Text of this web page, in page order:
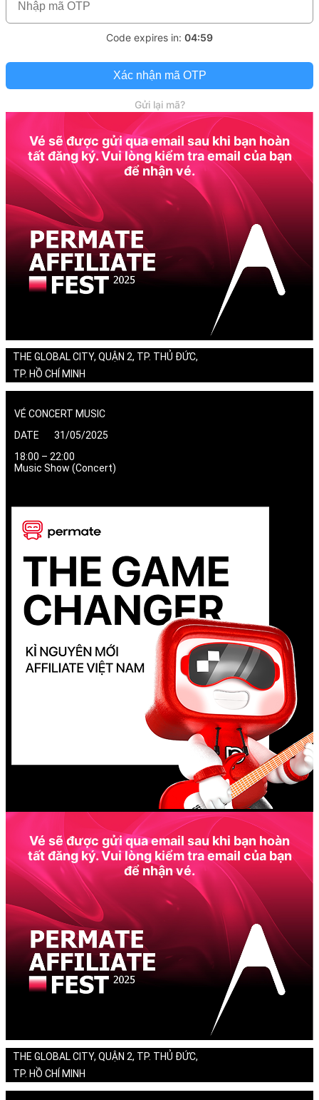
Code expires in: 04:59
Xác nhận mã OTP
Gửi lại mã?
Vé sẽ được gửi qua email sau khi bạn hoàn
tất đăng ký. Vui lòng kiểm tra email của bạn
để nhận vé.
THE GLOBAL CITY, QUẬN 2, TP. THỦ ĐỨC,
TP. HỒ CHÍ MINH
VÉ CONCERT MUSIC
DATE 31/05/2025
18:00 – 22:00
Music Show (Concert)
Vé sẽ được gửi qua email sau khi bạn hoàn
tất đăng ký. Vui lòng kiểm tra email của bạn
để nhận vé.
THE GLOBAL CITY, QUẬN 2, TP. THỦ ĐỨC,
TP. HỒ CHÍ MINH